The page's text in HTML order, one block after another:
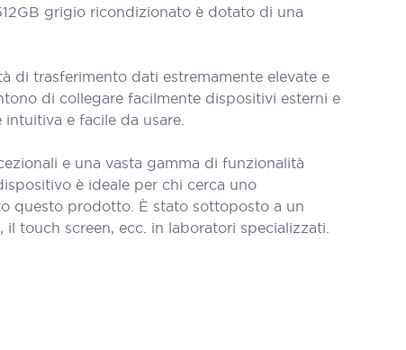
grigio ricondizionato è dotato di una
di trasferimento dati estremamente elevate e
di collegare facilmente dispositivi esterni e
e facile da usare.
e una vasta gamma di funzionalità
è ideale per chi cerca uno
questo prodotto. È stato sottoposto a un
touch screen, ecc. in laboratori specializzati.